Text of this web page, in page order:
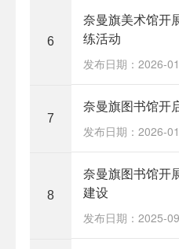
6
奈曼旗美术馆开
练活动
发布日期：2026-
7
奈曼旗图书馆开
发布日期：2026-
8
奈曼旗图书馆开
建设
发布日期：2025-